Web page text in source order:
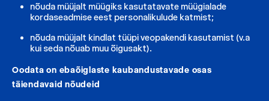
nõuda müüjalt müügiks kasutatavate müügialade
kordaseadmise eest personalikulude katmist;
nõuda müüjalt kindlat tüüpi veopakendi kasutamist (v.a
kui seda nõuab muu õigusakt).
Oodata on ebaõiglaste kaubandustavade osas
täiendavaid nõudeid